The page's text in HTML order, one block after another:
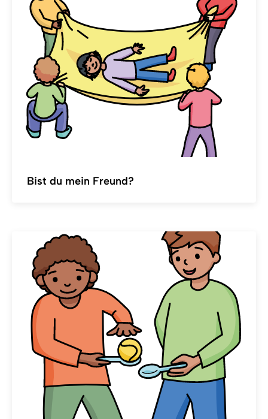
Bist du mein Freund?